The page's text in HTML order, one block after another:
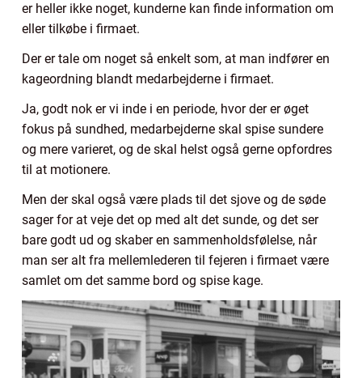
er heller ikke noget, kunderne kan finde information om
eller tilkøbe i firmaet.
Der er tale om noget så enkelt som, at man indfører en
kageordning blandt medarbejderne i firmaet.
Ja, godt nok er vi inde i en periode, hvor der er øget
fokus på sundhed, medarbejderne skal spise sundere
og mere varieret, og de skal helst også gerne opfordres
til at motionere.
Men der skal også være plads til det sjove og de søde
sager for at veje det op med alt det sunde, og det ser
bare godt ud og skaber en sammenholdsfølelse, når
man ser alt fra mellemlederen til fejeren i firmaet være
samlet om det samme bord og spise kage.